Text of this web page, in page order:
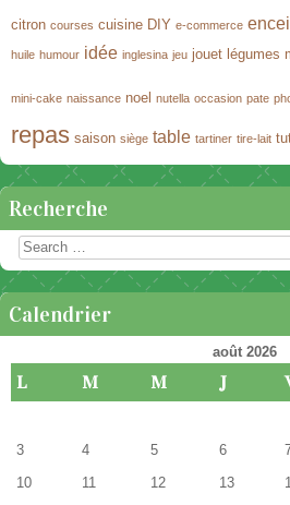
citron courses cuisine DIY e-commerce
huile humour idée inglesina jeu jouet légumes
mini-cake naissance noel nutella occasion pate
repas saison siège table tartiner tire-lait
Recherche
Rechercher
Calendrier
août 2026
L M M J
3 4 5 6
10 11 12 13